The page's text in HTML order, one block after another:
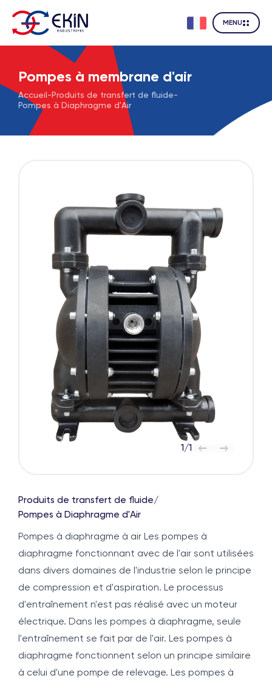
MENU
Pompes à membrane d'air
Accueil - Produits de transfert de fluide-
Pompes à Diaphragme d'Air
1/1
Produits de transfert de fluide/
Pompes à Diaphragme d'Air
Pompes à diaphragme à air Les pompes à
diaphragme fonctionnant avec de l'air sont utilisées
dans divers domaines de l'industrie selon le principe
de compression et d'aspiration. Le processus
d'entraînement n'est pas réalisé avec un moteur
électrique. Dans les pompes à diaphragme, seule
l'entraînement se fait par de l'air. Les pompes à
diaphragme fonctionnent selon un principe similaire
à celui d'une pompe de relevage. Les pompes à